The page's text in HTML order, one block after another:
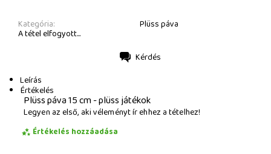
Kategória: Plüss páva
A tétel elfogyott...
Kérdés
Leírás
Értékelés
Plüss páva 15 cm - plüss játékok
Legyen az első, aki véleményt ír ehhez a tételhez!
Értékelés hozzáadása